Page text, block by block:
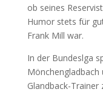
ob seines
Humor stets für
Frank Mill war.
In der Bundeslga
Mönchengladbach
Glandback-Trainer